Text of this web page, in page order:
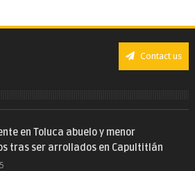
Contact us
en Toluca abuelo y menor
tras ser arrollados en Capultitlán